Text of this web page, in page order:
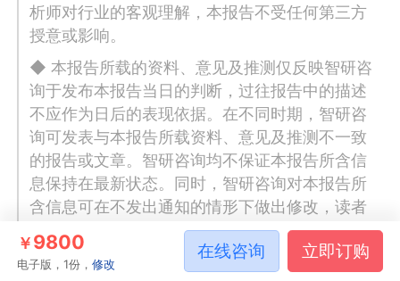
析师对行业的客观理解，本报告不受任何第三方
授意或影响。
◆ 本报告所载的资料、意见及推测仅反映智研咨
询于发布本报告当日的判断，过往报告中的描述
不应作为日后的表现依据。在不同时期，智研咨
询可发表与本报告所载资料、意见及推测不一致
的报告或文章。智研咨询均不保证本报告所含信
息保持在最新状态。同时，智研咨询对本报告所
含信息可在不发出通知的情形下做出修改，读者
应当自行关注相应的更新或修改。任何机构或个
人应对其利用本报告的数据、分析、研究、部分
或者全部内容所进行的一切活动负责并承担该等
￥9800
电子版，1份，修改
在线咨询 立即订购